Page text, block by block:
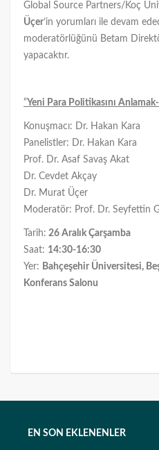
Global Source Partners/Koç
Üçer’in yorumları ile devam
moderatörlüğünü Betam
yapacaktır.
“Yeni Para Politikasını
Konuşmacı: Dr. Hakan Kara
Panelistler: Dr. Hakan Kara
Prof. Dr. Asaf Savaş Akat
Dr. Cevdet Akçay
Dr. Murat Üçer
Moderatör: Prof. Dr. Seyfettin
Tarih: 26 Aralık Çarşamba
Saat: 14:30-16:30
Yer: Bahçeşehir Üniversitesi,
Konferans Salonu
EN SON EKLENENLER